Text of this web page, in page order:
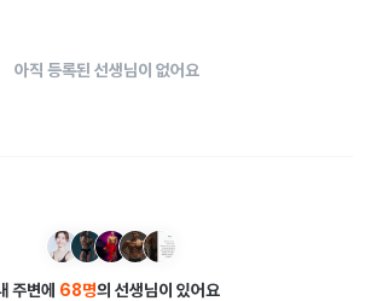
아직 등록된 선생님이 없어요
주변에 68명의 선생님이 있어요